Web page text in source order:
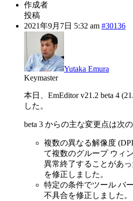
作成者
投稿
2021年9月7日 5:32 am #30136
Yutaka Emura
Keymaster
本日、EmEditor v21.2 beta 4
した。
beta 3 からの主な変更点は次の
複数の異なる解像度
て複数のグループ ウィ
異常終了することがあ
を修正しました。
特定の条件でツール バ
不具合を修正しました。